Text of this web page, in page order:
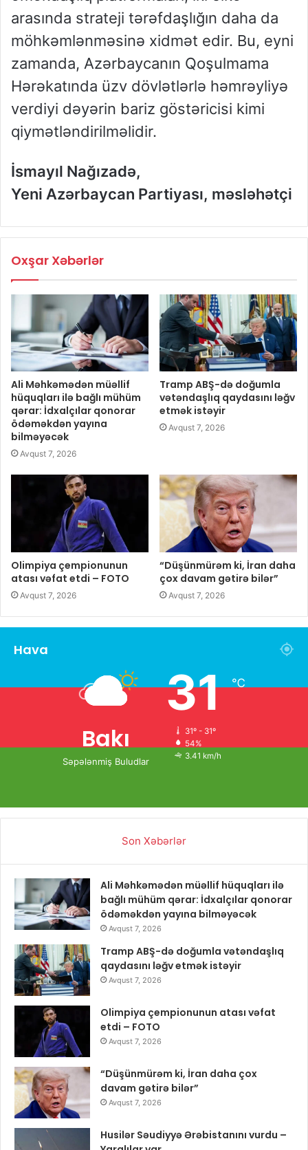
arasında strateji tərəfdaşlığın daha da
möhkəmlənməsinə xidmət edir. Bu, eyni
zamanda, Azərbaycanın Qoşulmama
Hərəkatında üzv dövlətlərlə həmrəyliyə
verdiyi dəyərin bariz göstəricisi kimi
qiymətləndirilməlidir.
İsmayıl Nağızadə,
Yeni Azərbaycan Partiyası, məsləhətçi
Oxşar Xəbərlər
Ali Məhkəmədən müəllif
hüquqları ilə bağlı mühüm
qərar: İdxalçılar qonorar
ödəməkdən yayına
bilməyəcək
Avqust 7, 2026
Tramp ABŞ-də doğumla
vətəndaşlıq qaydasını ləğv
etmək istəyir
Avqust 7, 2026
Olimpiya çempionunun
atası vəfat etdi – FOTO
Avqust 7, 2026
“Düşünmürəm ki, İran daha
çox davam gətirə bilər”
Avqust 7, 2026
Hava
Bakı
Səpələnmiş Buludlar
31℃
31º - 31º
54%
3.41 km/h
Son Xəbərlər
Ali Məhkəmədən müəllif hüquqları ilə
bağlı mühüm qərar: İdxalçılar qonorar
ödəməkdən yayına bilməyəcək
Avqust 7, 2026
Tramp ABŞ-də doğumla vətəndaşlıq
qaydasını ləğv etmək istəyir
Avqust 7, 2026
Olimpiya çempionunun atası vəfat
etdi – FOTO
Avqust 7, 2026
“Düşünmürəm ki, İran daha çox
davam gətirə bilər”
Avqust 7, 2026
Husilər Səudiyyə Ərəbistanını vurdu –